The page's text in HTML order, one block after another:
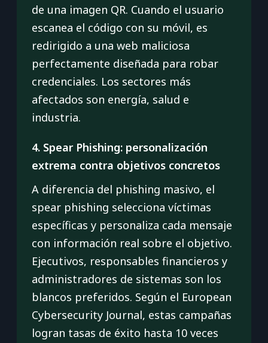
de una imagen QR. Cuando el usuario
escanea el código con su móvil, es
redirigido a una web maliciosa
perfectamente diseñada para robar
credenciales. Los sectores más
afectados son energía, salud e
industria.
4. Spear Phishing: personalización
extrema contra objetivos concretos
A diferencia del phishing masivo, el
spear phishing selecciona víctimas
específicas y personaliza cada mensaje
con información real sobre el objetivo.
Ejecutivos, responsables financieros y
administradores de sistemas son los
blancos preferidos. Según el European
Cybersecurity Journal, estas campañas
logran tasas de éxito hasta 10 veces